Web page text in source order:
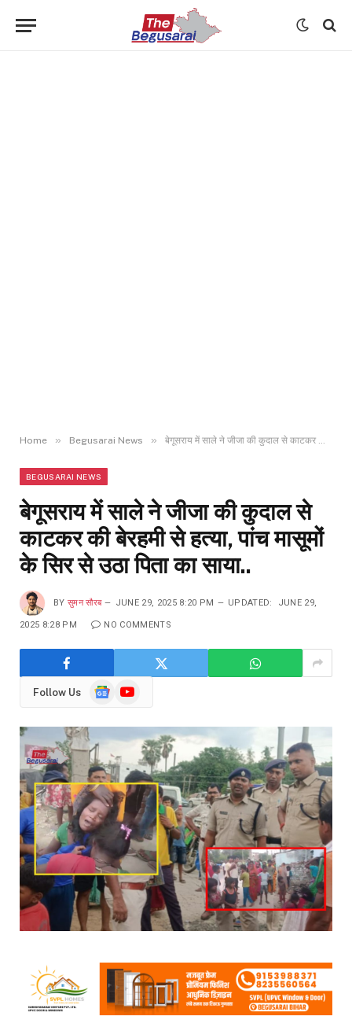
Home » Begusarai News » बेगूसराय में साले ने जीजा की कुदाल से काटकर की बेरहमी से हत्या, पांच मासूमों के सिर से उठा पिता का साया..
BEGUSARAI NEWS
बेगूसराय में साले ने जीजा की कुदाल से
काटकर की बेरहमी से हत्या, पांच मासूमों
के सिर से उठा पिता का साया..
BY सुमन सौरब JUNE 29, 2025 8:20 PM UPDATED: JUNE 29,
2025 8:28 PM NO COMMENTS
Follow Us
GoogleYouTube